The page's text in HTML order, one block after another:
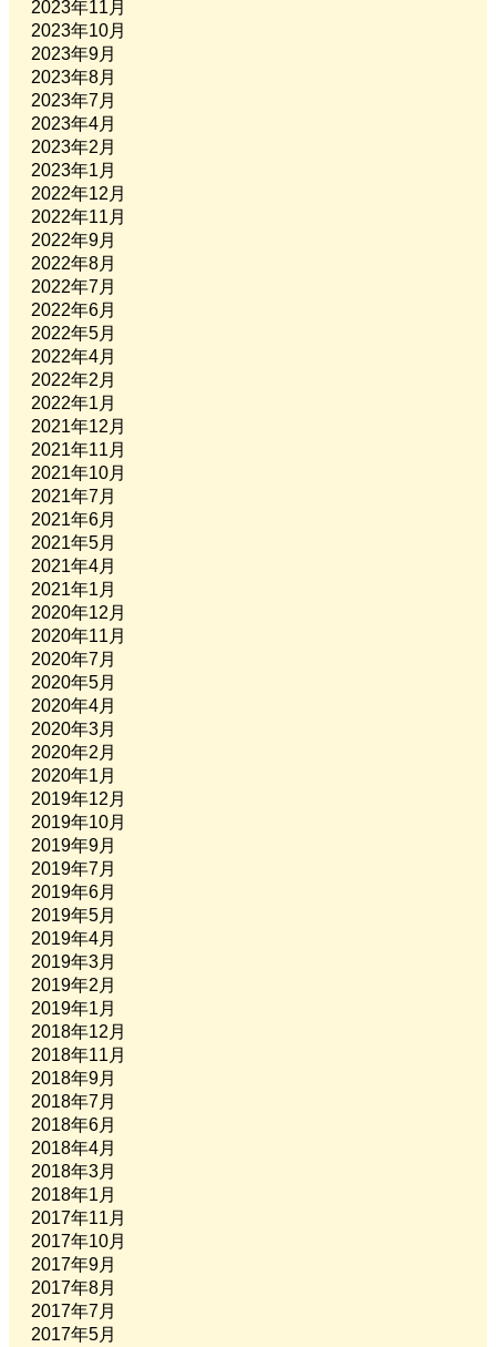
2023年11月
2023年10月
2023年9月
2023年8月
2023年7月
2023年4月
2023年2月
2023年1月
2022年12月
2022年11月
2022年9月
2022年8月
2022年7月
2022年6月
2022年5月
2022年4月
2022年2月
2022年1月
2021年12月
2021年11月
2021年10月
2021年7月
2021年6月
2021年5月
2021年4月
2021年1月
2020年12月
2020年11月
2020年7月
2020年5月
2020年4月
2020年3月
2020年2月
2020年1月
2019年12月
2019年10月
2019年9月
2019年7月
2019年6月
2019年5月
2019年4月
2019年3月
2019年2月
2019年1月
2018年12月
2018年11月
2018年9月
2018年7月
2018年6月
2018年4月
2018年3月
2018年1月
2017年11月
2017年10月
2017年9月
2017年8月
2017年7月
2017年5月